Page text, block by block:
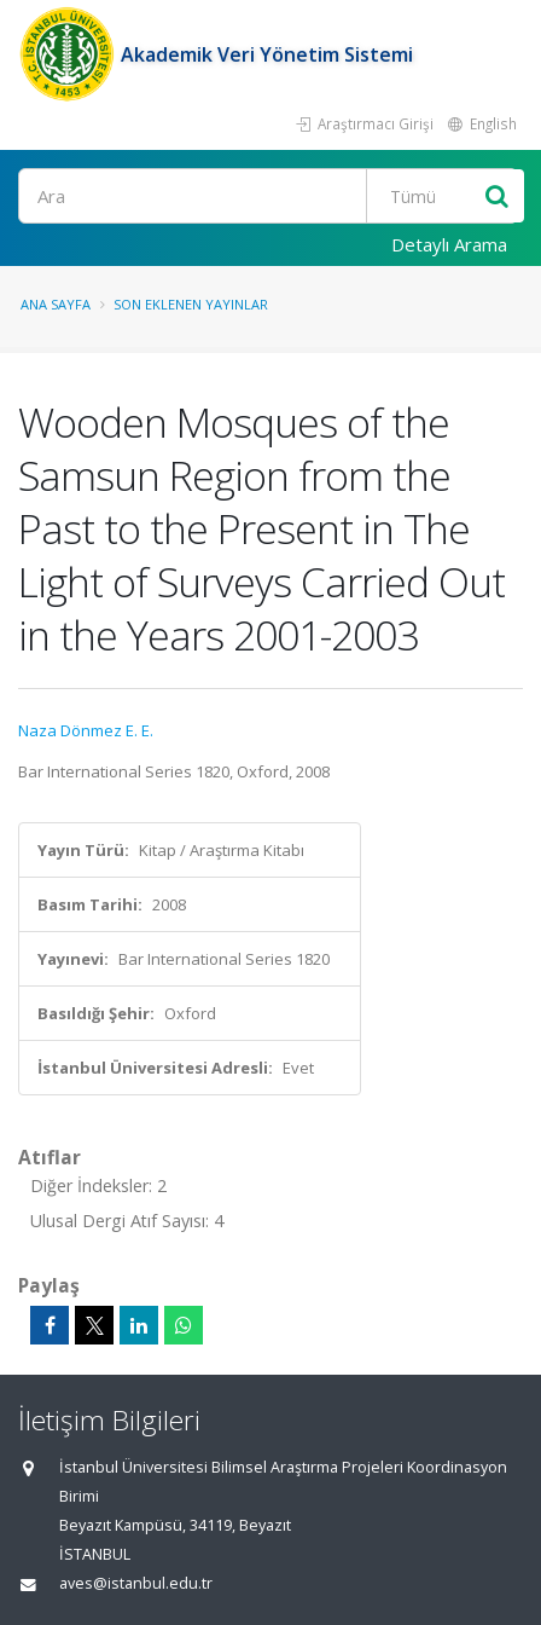
Akademik Veri Yönetim Sistemi
Araştırmacı Girişi English
Ara
Detaylı Arama
ANA SAYFA SON EKLENEN YAYINLAR
Wooden Mosques of the
Samsun Region from the
Past to the Present in The
Light of Surveys Carried Out
in the Years 2001-2003
Naza Dönmez E. E.
Bar International Series 1820, Oxford, 2008
Yayın Türü: Kitap / Araştırma Kitabı
Basım Tarihi: 2008
Yayınevi: Bar International Series 1820
Basıldığı Şehir: Oxford
İstanbul Üniversitesi Adresli: Evet
Atıflar
Diğer İndeksler: 2
Ulusal Dergi Atıf Sayısı: 4
Paylaş
İletişim Bilgileri
İstanbul Üniversitesi Bilimsel Araştırma Projeleri Koordinasyon
Birimi
Beyazıt Kampüsü, 34119, Beyazıt
İSTANBUL
aves@istanbul.edu.tr